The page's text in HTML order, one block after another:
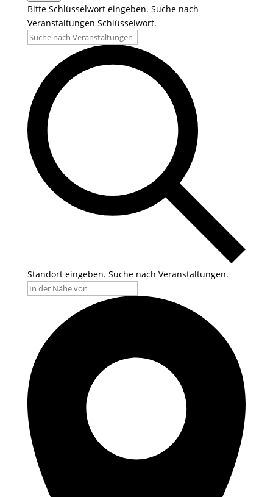
Bitte Schlüsselwort eingeben. Suche nach
Veranstaltungen Schlüsselwort.
Standort eingeben. Suche nach Veranstaltungen.